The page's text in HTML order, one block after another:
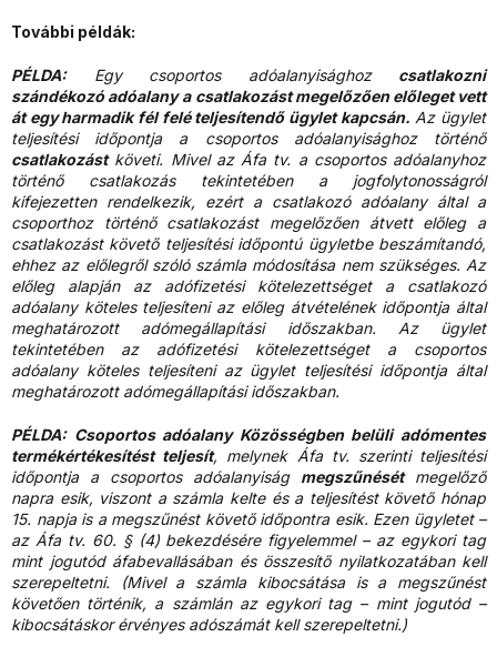
További példák:
PÉLDA:Egy csoportos adóalanyisághoz csatlakozni
szándékozó adóalany a csatlakozást megelőzően előleget vett
át egy harmadik fél felé teljesítendő ügylet kapcsán. Az ügylet
teljesítési időpontja a csoportos adóalanyisághoz történő
csatlakozástköveti. Mivel az Áfa tv. a csoportos adóalanyhoz
történő csatlakozás tekintetében a jogfolytonosságról
kifejezetten rendelkezik, ezért a csatlakozó adóalany által a
csoporthoz történő csatlakozást megelőzően átvett előleg a
csatlakozást követő teljesítési időpontú ügyletbe beszámítandó,
ehhez az előlegről szóló számla módosítása nem szükséges. Az
előleg alapján az adófizetési kötelezettséget a csatlakozó
adóalany köteles teljesíteni az előleg átvételének időpontja által
meghatározott adómegállapítási időszakban. Az ügylet
tekintetében az adófizetési kötelezettséget a csoportos
adóalany köteles teljesíteni az ügylet teljesítési időpontja által
meghatározott adómegállapítási időszakban.
PÉLDA: Csoportos adóalany Közösségben belüli adómentes
termékértékesítést teljesít, melynek Áfa tv. szerinti teljesítési
időpontja a csoportos adóalanyiság megszűnésétmegelőző
napra esik, viszont a számla kelte és a teljesítést követő hónap
15. napja is a megszűnést követő időpontra esik. Ezen ügyletet –
az Áfa tv. 60. § (4) bekezdésére figyelemmel – az egykori tag
mint jogutód áfabevallásában és összesítő nyilatkozatában kell
szerepeltetni. (Mivel a számla kibocsátása is a megszűnést
követően történik, a számlán az egykori tag – mint jogutód –
kibocsátáskor érvényes adószámát kell szerepeltetni.)